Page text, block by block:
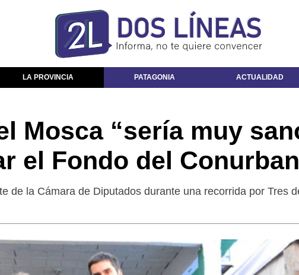
LA PROVINCIA PATAGONIA ACTUALIDAD
Mosca “sería muy
el Fondo del
de la Cámara de Diputados durante una recorrida por Tres